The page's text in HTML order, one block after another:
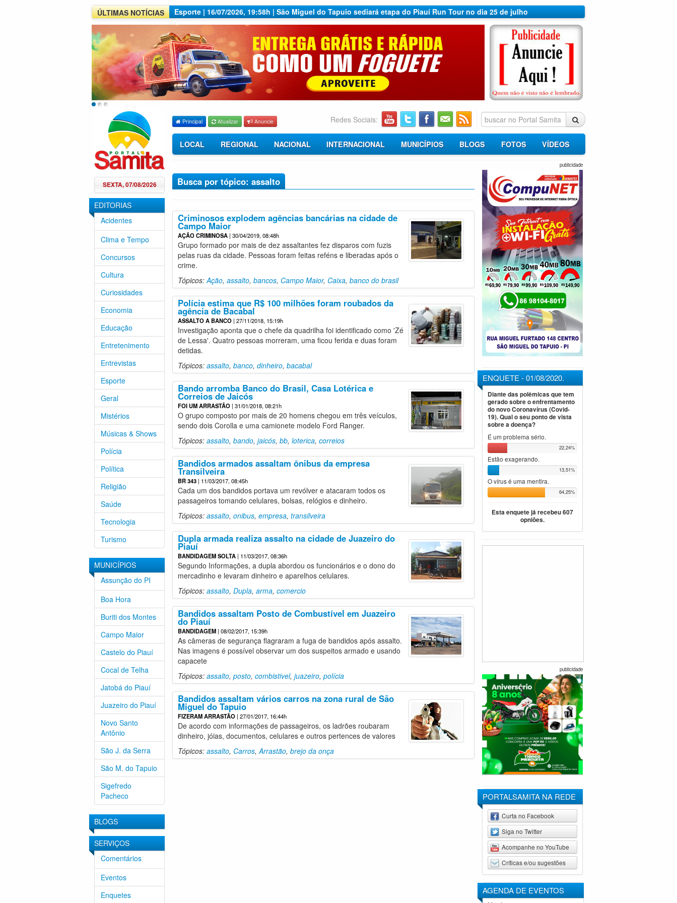
ÚLTIMAS NOTÍCIAS
Esporte | 16/07/2026, 19:58h | São Miguel do Tapuio sediará etapa do Piauí Run Tour no dia 25 de julho
Principal Atualizar Anuncie Redes Sociais:
SEXTA, 07/08/2026
EDITORIAS
Acidentes
Clima e Tempo
Concursos
Cultura
Curiosidades
Economia
Educação
Entretenimento
Entrevistas
Esporte
Geral
Mistérios
Músicas & Shows
Polícia
Política
Religião
Saúde
Tecnologia
Turismo
MUNICÍPIOS
Assunção do PI
Boa Hora
Buriti dos Montes
Campo Maior
Castelo do Piauí
Cocal de Telha
Jatobá do Piauí
Juazeiro do Piauí
Novo Santo
Antônio
São J. da Serra
São M. do Tapuio
Sigefredo
Pacheco
BLOGS
SERVIÇOS
Comentários
Eventos
Enquetes
LOCAL REGIONAL NACIONAL INTERNACIONAL MUNICÍPIOS BLOGS FOTOS VÍDEOS
Busca por tópico: assalto
Criminosos explodem agências bancárias na cidade de
Campo Maior
AÇÃO CRIMINOSA | 30/04/2019, 08:48h
Grupo formado por mais de dez assaltantes fez disparos com fuzis
pelas ruas da cidade. Pessoas foram feitas reféns e liberadas após o
crime.
Tópicos:Ação, assalto, bancos, Campo Maior, Caixa, banco do brasil
Polícia estima que R$ 100 milhões foram roubados da
agência de Bacabal
ASSALTO A BANCO | 27/11/2018, 15:19h
Investigação aponta que o chefe da quadrilha foi identificado como 'Zé
de Lessa'. Quatro pessoas morreram, uma ficou ferida e duas foram
detidas.
Tópicos: assalto, banco, dinheiro, bacabal
Bando arromba Banco do Brasil, Casa Lotérica e
Correios de Jaicós
FOI UM ARRASTÃO | 31/01/2018, 08:21h
O grupo composto por mais de 20 homens chegou em três veículos,
sendo dois Corolla e uma camionete modelo Ford Ranger.
Tópicos: assalto, bando, jaicós, bb, loterica, correios
Bandidos armados assaltam ônibus da empresa
Transilveira
BR 343 | 11/03/2017, 08:45h
Cada um dos bandidos portava um revólver e atacaram todos os
passageiros tomando celulares, bolsas, relógios e dinheiro.
Tópicos: assalto, onibus, empresa, transilveira
Dupla armada realiza assalto na cidade de Juazeiro do
Piauí
BANDIDAGEM SOLTA | 11/03/2017, 08:36h
Segundo Informações, a dupla abordou os funcionários e o dono do
mercadinho e levaram dinheiro e aparelhos celulares.
Tópicos: assalto, Dupla, arma, comercio
Bandidos assaltam Posto de Combustível em Juazeiro
do Piauí
BANDIDAGEM | 08/02/2017, 15:39h
As câmeras de segurança flagraram a fuga de bandidos após assalto.
Nas imagens é possível observar um dos suspeitos armado e usando
capacete
Tópicos: assalto, posto, combistivel, juazeiro, polícia
Bandidos assaltam vários carros na zona rural de São
Miguel do Tapuio
FIZERAM ARRASTÃO | 27/01/2017, 16:44h
De acordo com informações de passageiros, os ladrões roubaram
dinheiro, jóias, documentos, celulares e outros pertences de valores
Tópicos: assalto, Carros,Arrastão, brejo da onça
publicidade
ENQUETE - 01/08/2020.
Diante das polêmicas que tem
gerado sobre o enfrentamento
do novo Coronavírus (Covid-
19). Qual o seu ponto de vista
sobre a doença?
É um problema sério.
22,24%
Estão exagerando.
13,51%
O vírus é uma mentira.
64,25%
Esta enquete já recebeu 607
opniões.
publicidade
PORTALSAMITA NA REDE
Curta no Facebook
Siga no Twitter
Acompanhe no YouTube
Críticas e/ou sugestões
AGENDA DEEVENTOS